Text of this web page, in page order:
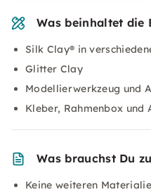
Was beinhaltet die
Silk Clay® in
Glitter Clay
Modellierwerkzeug und
Kleber, Rahmenbox und
Was brauchst Du
Keine weiteren